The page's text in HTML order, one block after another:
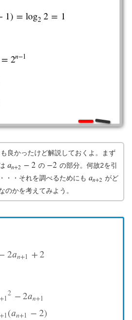
1) = log2 2 = 1
1 = log 22=1
= 2𝑛−1
n− 1
良かったけど解説しておくよ。まず
𝑎𝑛+2 − 2
an+2 −2 の −2
−2
の部分。何故2を引
・・それを調べるためにも 𝑎𝑛+2
an+2 がど
のかを考えてみよう。
2𝑎𝑛+1 +2
2 an+1 +2
+1
2 −2𝑎𝑛+1
+1(𝑎𝑛+1 − 2)